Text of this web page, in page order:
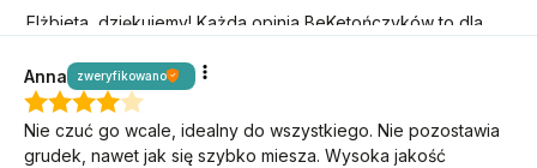
Elżbieta, dziękujemy! Każda opinia BeKetończyków to dla
Anna zweryfikowano
Nie czuć go wcale, idealny do wszystkiego. Nie pozostawia
grudek, nawet jak się szybko miesza. Wysoka jakość